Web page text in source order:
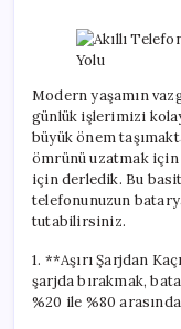
Modern yaşamın
günlük işlerimizi
büyük önem
ömrünü uzatmak için
için derledik. Bu
telefonunuzun
tutabilirsiniz.
1. **Aşırı Şarjdan
şarjda bırakmak,
%20 ile %80